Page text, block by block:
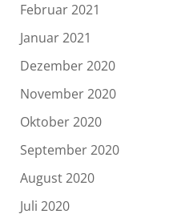
Februar 2021
Januar 2021
Dezember 2020
November 2020
Oktober 2020
September 2020
August 2020
Juli 2020